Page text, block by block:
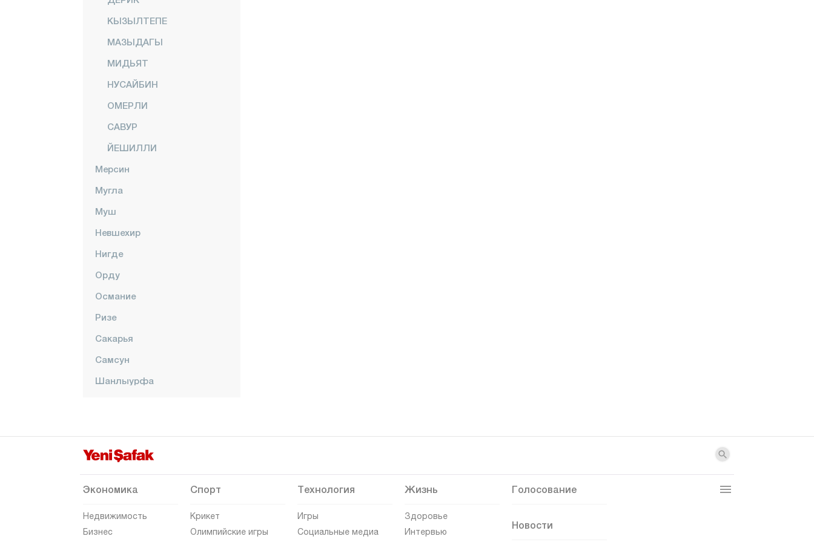
КЫЗЫЛТЕПЕ
МАЗЫДАГЫ
МИДЬЯТ
НУСАЙБИН
ОМЕРЛИ
САВУР
ЙЕШИЛЛИ
Мерсин
Мугла
Муш
Невшехир
Нигде
Орду
Османие
Ризе
Сакарья
Самсун
Шанлыурфа
Сивас
Текирдаг
Трабзон
Экономика
Недвижимость
Бизнес
Спорт
Крикет
Олимпийские игры
Технология
Игры
Социальные медиа
Жизнь
Здоровье
Интервью
Голосование
Новости